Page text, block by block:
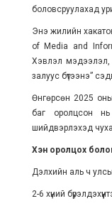
боловсруулахад
Энэ жилийн
of Media and
Хэвлэл мэдээлэл,
залуус бүтээнэ”
Өнгөрсөн 2025
баг оролцсон
шийдвэрлэхэд
Хэн оролцох
Дэлхийн аль ч
2-6 хүний